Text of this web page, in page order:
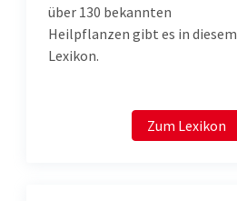
über 130 bekannten
Heilpflanzen gibt es in diesem
Lexikon.
Zum Lexikon